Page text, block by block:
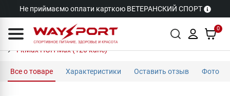
Не приймаємо оплати карткою ВЕТЕРАНСКИЙ СПОРТ
0
FitMax HGH Max (120 капс)
Все о товаре Характеристики Оставить отзыв Фото